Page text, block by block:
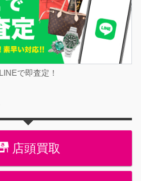
LINEで即査定！
店頭買取